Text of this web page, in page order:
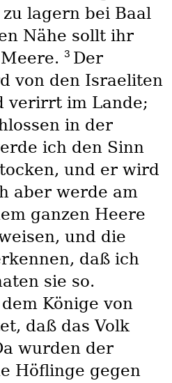
lagern bei Baal
Nähe sollt ihr
3 Der
von den Israeliten
verirrt im Lande;
in der
ich den Sinn
und er wird
aber werde am
ganzen Heere
und die
daß ich
sie so.
Könige von
daß das Volk
wurden der
Höflinge gegen